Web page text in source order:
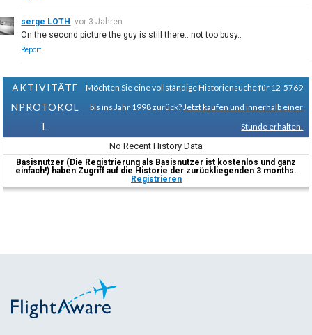
serge LOTH vor 3 Jahren
On the second picture the guy is still there.. not too busy..
Report
AKTIVITÄTE
NPROTOKOL
L
Möchten Sie eine vollständige Historiensuche für 12-5769
bis ins Jahr 1998 zurück? Jetzt kaufen und innerhalb einer
Stunde erhalten.
No Recent History Data
Basisnutzer (Die Registrierung als Basisnutzer ist kostenlos und ganz
einfach!) haben Zugriff auf die Historie der zurückliegenden 3 months.
Registrieren